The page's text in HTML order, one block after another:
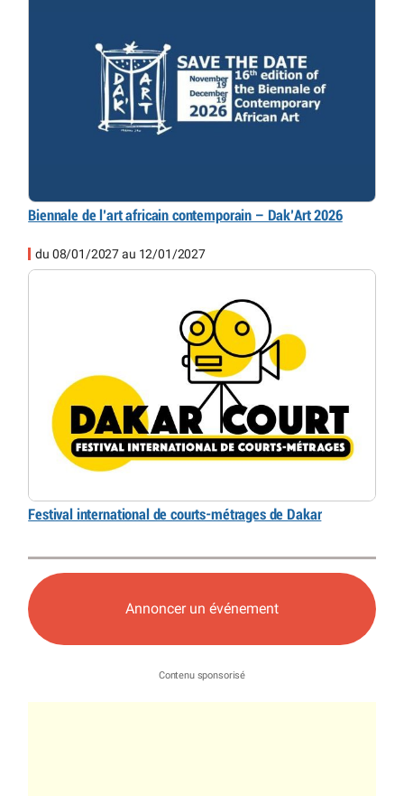
Biennale de l’art africain contemporain – Dak’Art 2026
du 08/01/2027 au 12/01/2027
Festival international de courts-métrages de Dakar
Annoncer un événement